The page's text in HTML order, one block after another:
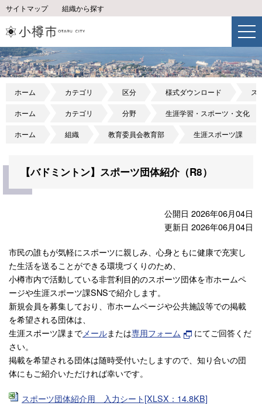
サイトマップ 組織から探す
ホーム カテゴリ 区分 様式ダウンロード ス
ホーム カテゴリ 分野 生涯学習・スポーツ・文化
ホーム 組織 教育委員会教育部 生涯スポーツ課
【バドミントン】スポーツ団体紹介（R8）
公開日 2026年06月04日
更新日 2026年06月04日
市民の誰もが気軽にスポーツに親しみ、心身ともに健康で充実し
た生活を送ることができる環境づくりのため、
小樽市内で活動している非営利目的のスポーツ団体を市ホームペ
ージや生涯スポーツ課SNSで紹介します。
新規会員を募集しており、市ホームページや公共施設等での掲載
を希望される団体は、
生涯スポーツ課までメールまたは専用フォーム
にてご回答くだ
さい。
掲載を希望される団体は随時受付いたしますので、知り合いの団
体にもご紹介いただければ幸いです。
スポーツ団体紹介用 入力シート[XLSX：14.8KB]